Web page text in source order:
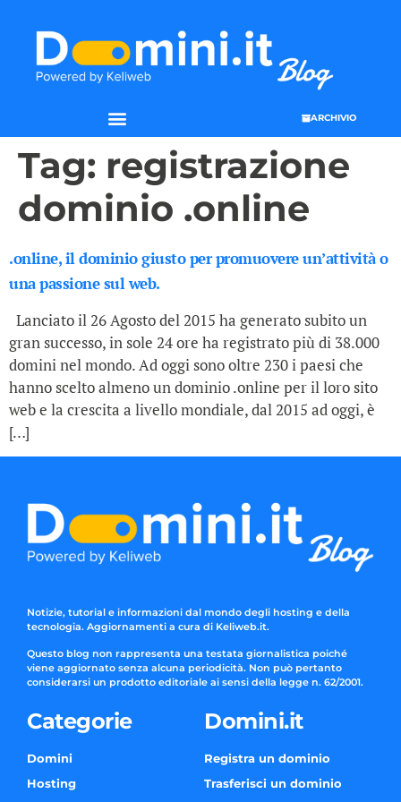
ARCHIVIO
Tag: registrazione
dominio .online
.online, il dominio giusto per promuovere un’attività o
una passione sul web.
Lanciato il 26 Agosto del 2015 ha generato subito un
gran successo, in sole 24 ore ha registrato più di 38.000
domini nel mondo. Ad oggi sono oltre 230 i paesi che
hanno scelto almeno un dominio .online per il loro sito
web e la crescita a livello mondiale, dal 2015 ad oggi, è
[…]
Notizie, tutorial e informazioni dal mondo degli hosting e della
tecnologia. Aggiornamenti a cura di Keliweb.it.
Questo blog non rappresenta una testata giornalistica poiché
viene aggiornato senza alcuna periodicità. Non può pertanto
considerarsi un prodotto editoriale ai sensi della legge n. 62/2001.
Categorie
Domini
Hosting
Domini.it
Registra un dominio
Trasferisci un dominio